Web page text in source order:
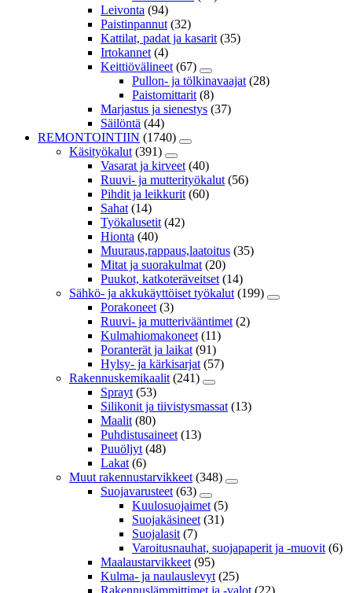
Leivonta (94)
Paistinpannut (32)
Kattilat, padat ja kasarit (35)
Irtokannet (4)
Keittiövälineet (67)
Pullon- ja tölkinavaajat (28)
Paistomittarit (8)
Marjastus ja sienestys (37)
Säilöntä (44)
REMONTOINTIIN (1740)
Käsityökalut (391)
Vasarat ja kirveet (40)
Ruuvi- ja mutterityökalut (56)
Pihdit ja leikkurit (60)
Sahat (14)
Työkalusetit (42)
Hionta (40)
Muuraus,rappaus,laatoitus (35)
Mitat ja suorakulmat (20)
Puukot, katkoteräveitset (14)
Sähkö- ja akkukäyttöiset työkalut (199)
Porakoneet (3)
Ruuvi- ja mutterivääntimet (2)
Kulmahiomakoneet (11)
Poranterät ja laikat (91)
Hylsy- ja kärkisarjat (57)
Rakennuskemikaalit (241)
Sprayt (53)
Silikonit ja tiivistysmassat (13)
Maalit (80)
Puhdistusaineet (13)
Puuöljyt (48)
Lakat (6)
Muut rakennustarvikkeet (348)
Suojavarusteet (63)
Kuulosuojaimet (5)
Suojakäsineet (31)
Suojalasit (7)
Varoitusnauhat, suojapaperit ja -muovit (6)
Maalaustarvikkeet (95)
Kulma- ja naulauslevyt (25)